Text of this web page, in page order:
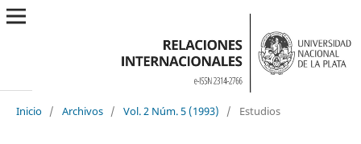
Inicio / Archivos / Vol. 2 Núm. 5 (1993) / Estudios